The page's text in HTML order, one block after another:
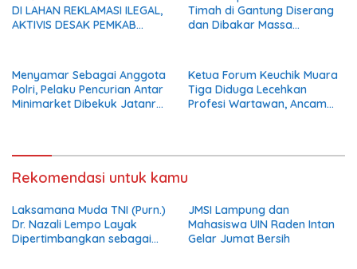
Penegakan Hukum
DI LAHAN REKLAMASI ILEGAL,
AKTIVIS DESAK PEMKAB
Timah di Gantung Diserang
dan Dibakar Massa
Pemicu
Menyamar Sebagai Anggota
Polri, Pelaku Pencurian Antar
Minimarket Dibekuk Jatanras
Ketua Forum Keuchik Muara
Tiga Diduga Lecehkan
Profesi Wartawan, Ancam
Rekomendasi untuk kamu
Laksamana Muda TNI (Purn.)
Dr. Nazali Lempo Layak
Dipertimbangkan sebagai
JMSI Lampung dan
Mahasiswa UIN Raden Intan
Gelar Jumat Bersih